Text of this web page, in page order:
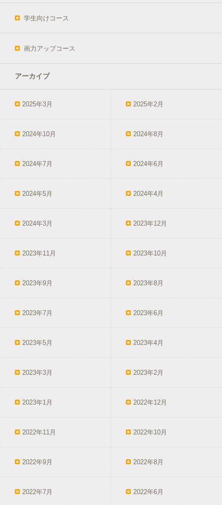
学生向けコース
画力アップコース
アーカイブ
2025年3月 2025年2月
2024年10月 2024年8月
2024年7月 2024年6月
2024年5月 2024年4月
2024年3月 2023年12月
2023年11月 2023年10月
2023年9月 2023年8月
2023年7月 2023年6月
2023年5月 2023年4月
2023年3月 2023年2月
2023年1月 2022年12月
2022年11月 2022年10月
2022年9月 2022年8月
2022年7月 2022年6月